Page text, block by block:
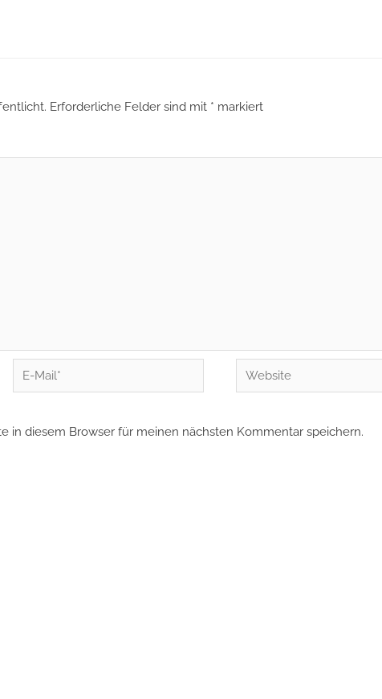
Erforderliche Felder sind mit * markiert
E-
Mail*
Website
in diesem Browser für meinen nächsten Kommentar speichern.